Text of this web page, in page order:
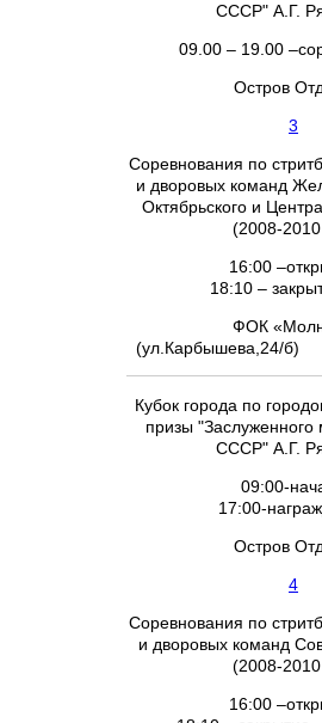
СССР" А.Г.
09.00 – 19.00
Остров
3
Соревнования по
и дворовых команд
Октябрьского и
(2008-2010
16:00
18:10 –
ФОК
Кубок города по
призы "Заслуженного
СССР" А.Г.
09:00-
17:00-
Остров
4
Соревнования по
и дворовых команд
(2008-2010
16:00